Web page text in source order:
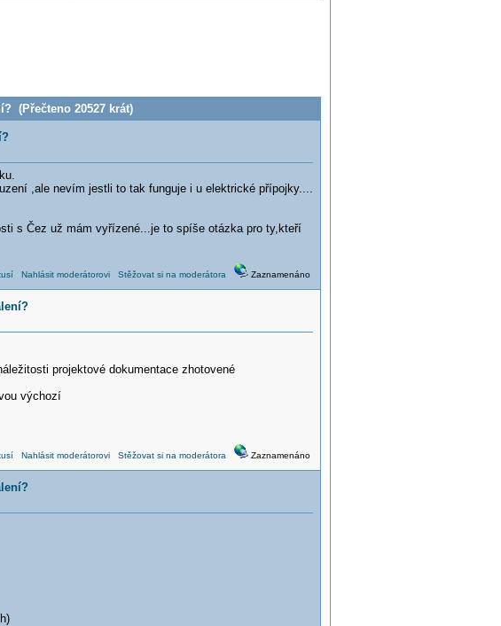
(Přečteno 20527 krát)
,ale nevím jestli to tak funguje i u elektrické přípojky....
s Čez už mám vyřízené...je to spíše otázka pro ty,kteří
Nahlásit moderátorovi Stěžovat si na moderátora Zaznamenáno
projektové dokumentace zhotovené
výchozí
Nahlásit moderátorovi Stěžovat si na moderátora Zaznamenáno